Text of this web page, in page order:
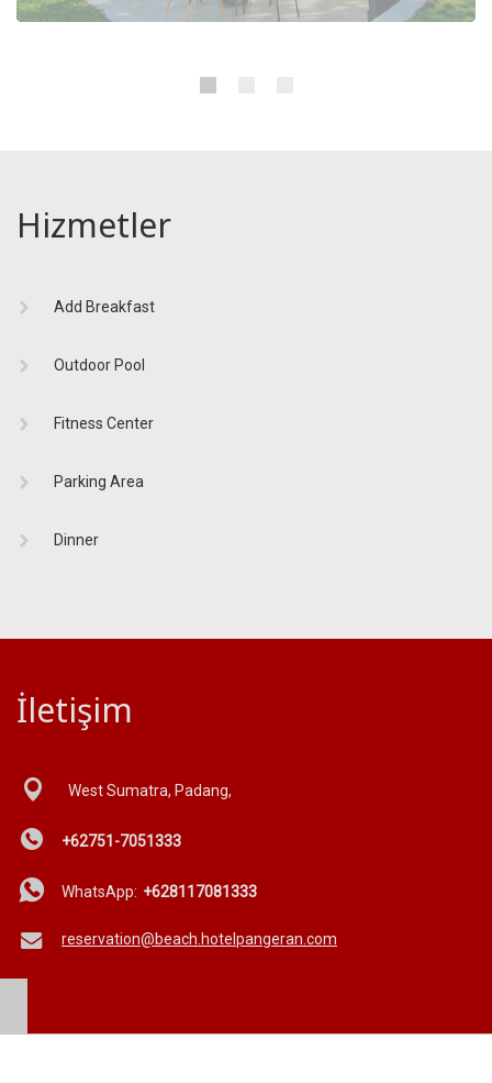
Room includes : - Daily Breakfast for 2 persons. - Free Wi -
Hizmetler
Add Breakfast
Outdoor Pool
Fitness Center
Parking Area
Dinner
İletişim
West Sumatra, Padang,
+62751-7051333
WhatsApp: +628117081333
reservation@beach.hotelpangeran.com